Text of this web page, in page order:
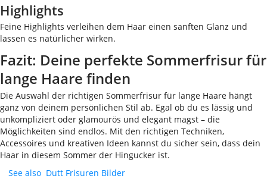
Highlights
Feine Highlights verleihen dem Haar einen sanften Glanz und
lassen es natürlicher wirken.
Fazit: Deine perfekte Sommerfrisur für
lange Haare finden
Die Auswahl der richtigen Sommerfrisur für lange Haare hängt
ganz von deinem persönlichen Stil ab. Egal ob du es lässig und
unkompliziert oder glamourös und elegant magst – die
Möglichkeiten sind endlos. Mit den richtigen Techniken,
Accessoires und kreativen Ideen kannst du sicher sein, dass dein
Haar in diesem Sommer der Hingucker ist.
See also Dutt Frisuren Bilder